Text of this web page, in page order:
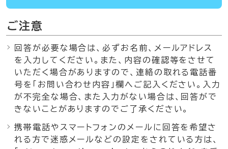
ご注意
回答が必要な場合は、必ずお名前、メールアドレス
を入力してください。また、内容の確認等をさせて
いただく場合がありますので、連絡の取れる電話番
号を「お問い合わせ内容」欄へご記入ください。入力
が不完全な場合、また入力がない場合は、回答がで
きないことがありますのでご了承ください。
携帯電話やスマートフォンのメールに回答を希望さ
れる方で迷惑メールなどの設定をされている方は、